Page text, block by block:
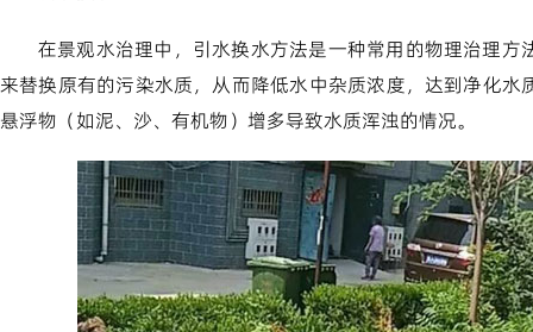
在景观水治理中，引水换水方法是一种常用的物理治理
来替换原有的污染水质，从而降低水中杂质浓度，达到净化
悬浮物（如泥、沙、有机物）增多导致水质浑浊的情况。